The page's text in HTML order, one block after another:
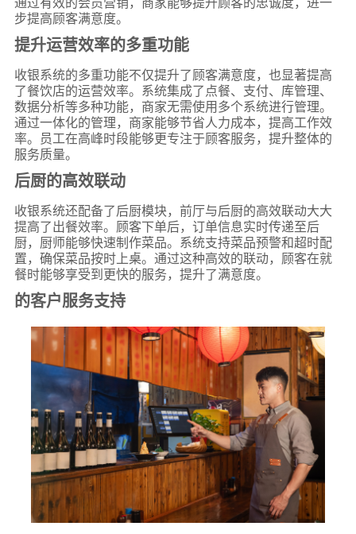
步提高顾客满意度。
提升运营效率的多重功能
收银系统的多重功能不仅提升了顾客满意度，也显著提高
了餐饮店的运营效率。系统集成了点餐、支付、库管理、
数据分析等多种功能，商家无需使用多个系统进行管理。
通过一体化的管理，商家能够节省人力成本，提高工作效
率。员工在高峰时段能够更专注于顾客服务，提升整体的
服务质量。
后厨的高效联动
收银系统还配备了后厨模块，前厅与后厨的高效联动大大
提高了出餐效率。顾客下单后，订单信息实时传递至后
厨，厨师能够快速制作菜品。系统支持菜品预警和超时配
置，确保菜品按时上桌。通过这种高效的联动，顾客在就
餐时能够享受到更快的服务，提升了满意度。
的客户服务支持